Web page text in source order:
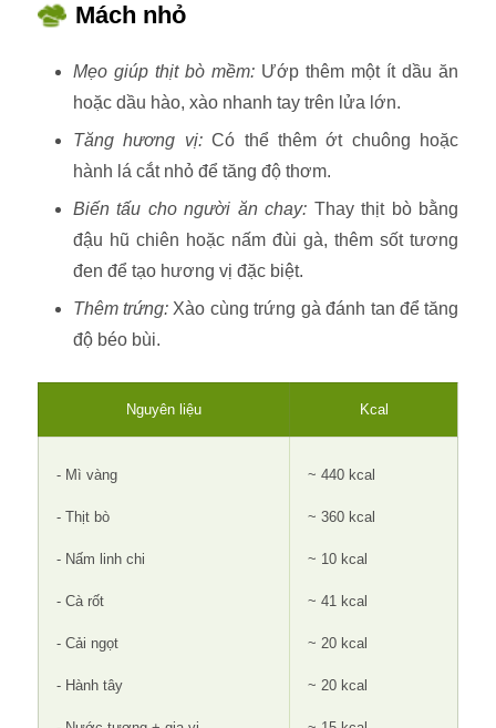
Mách nhỏ
Mẹo giúp thịt bò mềm:Ướp thêm một ít dầu ăn
hoặc dầu hào, xào nhanh tay trên lửa lớn.
Tăng hương vị:Có thể thêm ớt chuông hoặc
hành lá cắt nhỏ để tăng độ thơm.
Biến tấu cho người ăn chay: Thay thịt bò bằng
đậu hũ chiên hoặc nấm đùi gà, thêm sốt tương
đen để tạo hương vị đặc biệt.
Thêm trứng: Xào cùng trứng gà đánh tan để tăng
độ béo bùi.
Nguyên liệu Kcal
- Mì vàng
- Thịt bò
- Nấm linh chi
- Cà rốt
- Cải ngọt
- Hành tây
~ 440 kcal
~ 360 kcal
~ 10 kcal
~ 41 kcal
~ 20 kcal
~ 20 kcal